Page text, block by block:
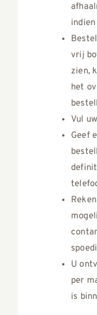
vrij
zien,
het
Vul
Geef
U
per
is